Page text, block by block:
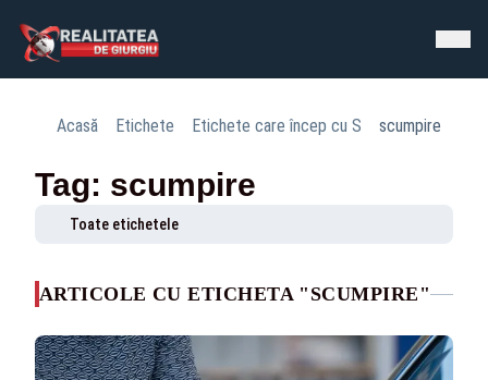
Acasă Etichete Etichete care încep cu S scumpire
Tag: scumpire
Toate etichetele
ARTICOLE CU ETICHETA "SCUMPIRE"